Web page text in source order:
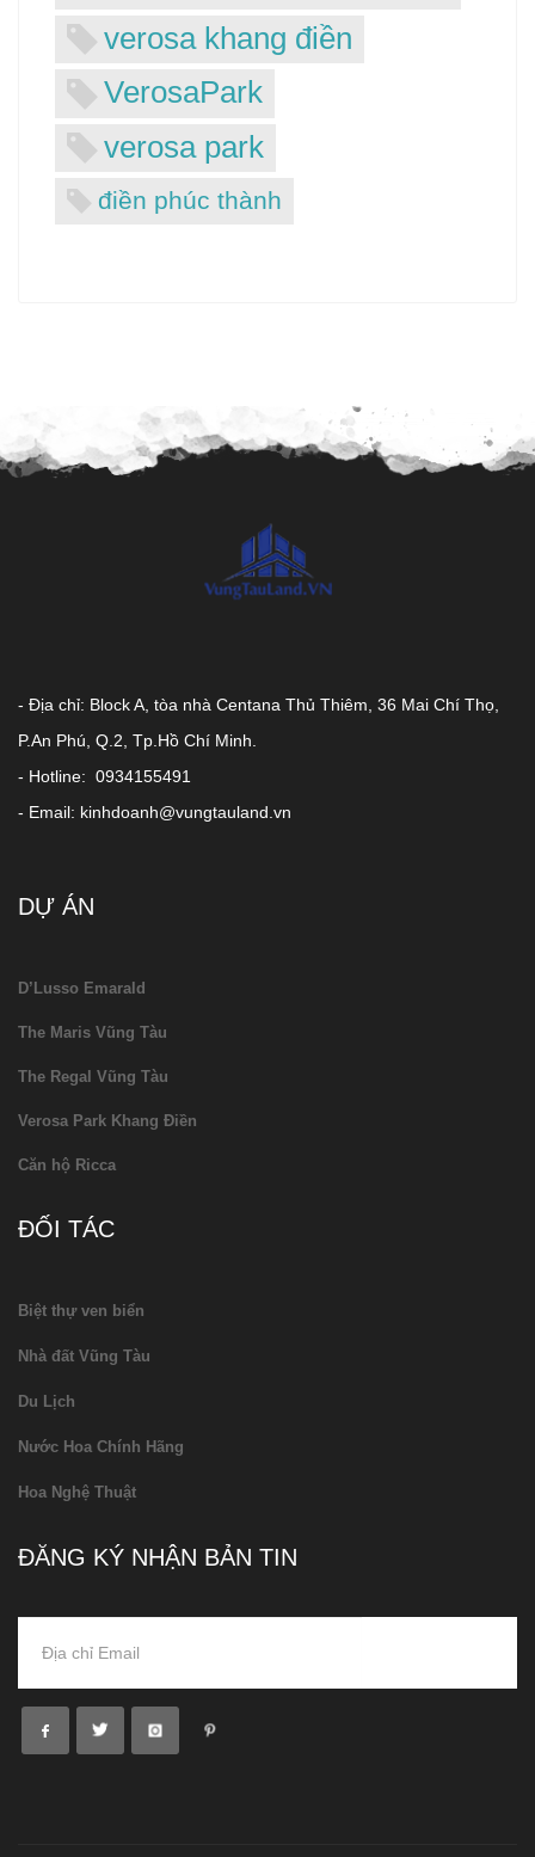
verosa khang điền
VerosaPark
verosa park
điền phúc thành
- Địa chỉ: Block A, tòa nhà Centana Thủ Thiêm, 36 Mai Chí Thọ,
P.An Phú, Q.2, Tp.Hồ Chí Minh.
- Hotline: 0934155491
- Email: kinhdoanh@vungtauland.vn
DỰ ÁN
D’Lusso Emarald
The Maris Vũng Tàu
The Regal Vũng Tàu
Verosa Park Khang Điền
Căn hộ Ricca
ĐỐI TÁC
Biệt thự ven biển
Nhà đất Vũng Tàu
Du Lịch
Nước Hoa Chính Hãng
Hoa Nghệ Thuật
ĐĂNG KÝ NHẬN BẢN TIN